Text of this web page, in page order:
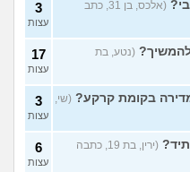
(אלכס, בן 31, כתב
3
עצות
(נטע, בת
17
עצות
בקומת קרקע? (שי,
3
עצות
(ירין, בת 19, כתבה
6
עצות